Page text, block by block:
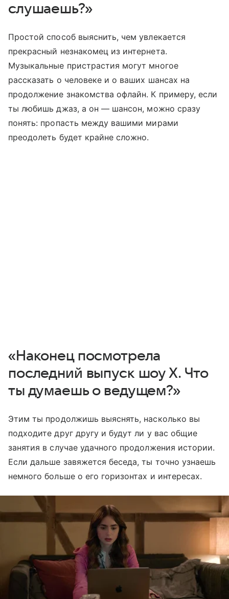
слушаешь?»
Простой способ выяснить, чем увлекается
прекрасный незнакомец из интернета.
Музыкальные пристрастия могут многое
рассказать о человеке и о ваших шансах на
продолжение знакомства офлайн. К примеру, если
ты любишь джаз, а он — шансон, можно сразу
понять: пропасть между вашими мирами
преодолеть будет крайне сложно.
«Наконец посмотрела
последний выпуск шоу Х. Что
ты думаешь о ведущем?»
Этим ты продолжишь выяснять, насколько вы
подходите друг другу и будут ли у вас общие
занятия в случае удачного продолжения истории.
Если дальше завяжется беседа, ты точно узнаешь
немного больше о его горизонтах и интересах.